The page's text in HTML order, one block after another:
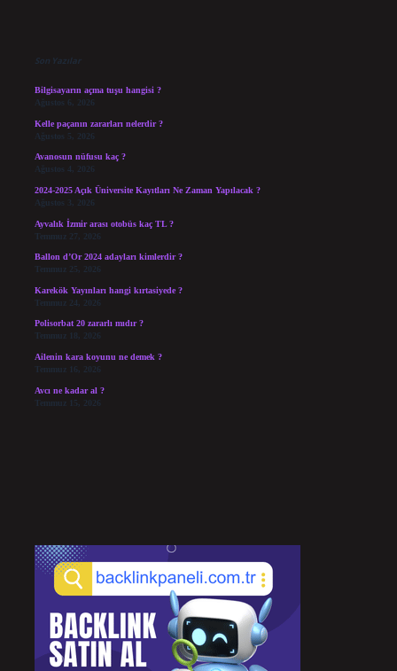
Son Yazılar
Bilgisayarın açma tuşu hangisi ?
Ağustos 6, 2026
Kelle paçanın zararları nelerdir ?
Ağustos 5, 2026
Avanosun nüfusu kaç ?
Ağustos 4, 2026
2024-2025 Açık Üniversite Kayıtları Ne Zaman Yapılacak ?
Ağustos 3, 2026
Ayvalık İzmir arası otobüs kaç TL ?
Temmuz 27, 2026
Ballon d’Or 2024 adayları kimlerdir ?
Temmuz 25, 2026
Karekök Yayınları hangi kırtasiyede ?
Temmuz 24, 2026
Polisorbat 20 zararlı mıdır ?
Temmuz 18, 2026
Ailenin kara koyunu ne demek ?
Temmuz 16, 2026
Avcı ne kadar al ?
Temmuz 15, 2026